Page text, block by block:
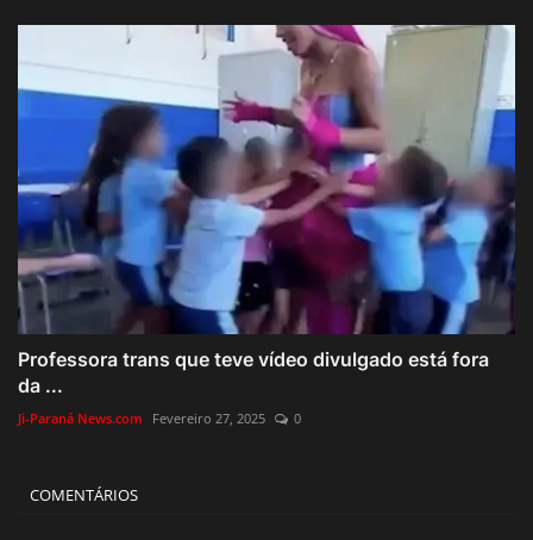
Professora trans que teve vídeo divulgado está fora
da ...
Ji-Paraná News.com Fevereiro 27, 2025 0
COMENTÁRIOS